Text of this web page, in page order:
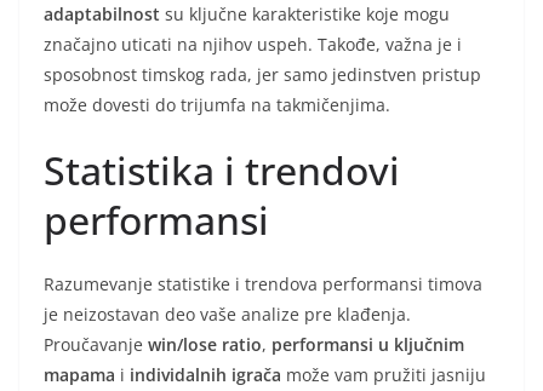
adaptabilnost su ključne karakteristike koje mogu
značajno uticati na njihov uspeh. Takođe, važna je i
sposobnost timskog rada, jer samo jedinstven pristup
može dovesti do trijumfa na takmičenjima.
Statistika i trendovi
performansi
Razumevanje statistike i trendova performansi timova
je neizostavan deo vaše analize pre klađenja.
Proučavanje win/lose ratio, performansi u ključnim
mapama i individalnih igrača može vam pružiti jasniju